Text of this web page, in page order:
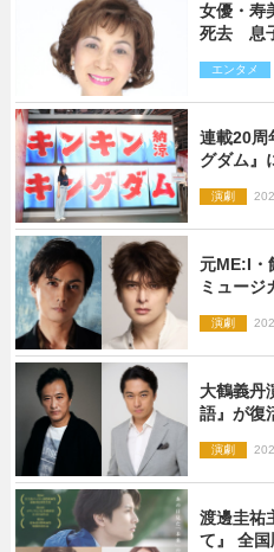
女優・寿
死去 息
優しい母
エンタメ
連載20周
グダム』
演劇
元ME:I・
ミュージ
演劇
大鶴義丹
語』が
演劇
渡邊圭祐
て』 全